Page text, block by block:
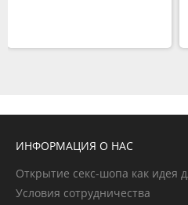
ИНФОРМАЦИЯ О НАС
Открытие секс-шопа как идея
Условия сотрудничества